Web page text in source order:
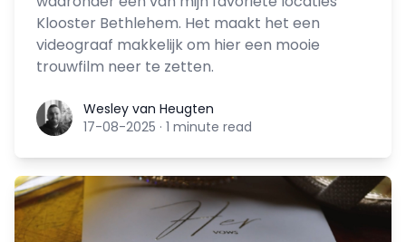
Klooster Bethlehem. Het maakt het een
videograaf makkelijk om hier een mooie
trouwfilm neer te zetten.
Wesley van Heugten
Wesley van Heugten
17-08-2025 · 1 minute read